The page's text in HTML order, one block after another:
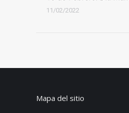
11/02/2022
Mapa del sitio